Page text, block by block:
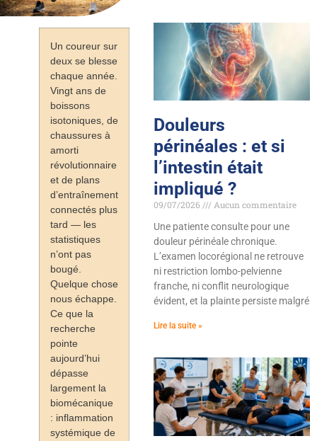
Un coureur sur
deux se blesse
chaque année.
Vingt ans de
boissons
isotoniques, de
chaussures à
amorti
révolutionnaire
et de plans
d’entraînement
connectés plus
tard — les
statistiques
n’ont pas
bougé.
Quelque chose
nous échappe.
Ce que la
recherche
pointe
aujourd’hui
dépasse
largement la
biomécanique
: inflammation
systémique de
Douleurs
périnéales : et si
l’intestin était
impliqué ?
09/07/2026
Aucun commentaire
Une patiente consulte pour une
douleur périnéale chronique.
L’examen locorégional ne retrouve
ni restriction lombo-pelvienne
franche, ni conflit neurologique
évident, et la plainte persiste malgré
Lire la suite »